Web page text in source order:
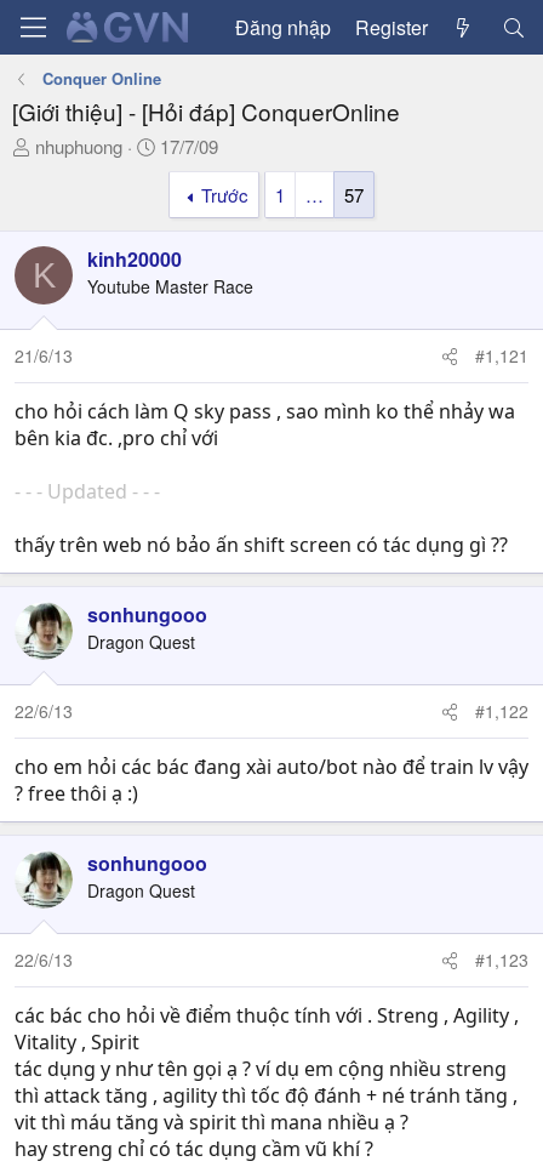
Đăng nhập Register
Conquer Online
[Giới thiệu] - [Hỏi đáp] ConquerOnline
T
a
d
s
t
a
e
r
nhuphuong
N
g
ử
i
17/7/09
Trước
1 … 57
K kinh20000
Youtube Master Race
21/6/13 #1,121
cho hỏi cách làm Q sky pass , sao mình ko thể nhảy wa
bên kia đc. ,pro chỉ với
- - - Updated - - -
thấy trên web nó bảo ấn shift screen có tác dụng gì ??
sonhungooo
Dragon Quest
22/6/13 #1,122
cho em hỏi các bác đang xài auto/bot nào để train lv vậy
? free thôi ạ :)
sonhungooo
Dragon Quest
22/6/13 #1,123
các bác cho hỏi về điểm thuộc tính với . Streng , Agility ,
Vitality , Spirit
tác dụng y như tên gọi ạ ? ví dụ em cộng nhiều streng
thì attack tăng , agility thì tốc độ đánh + né tránh tăng ,
vit thì máu tăng và spirit thì mana nhiều ạ ?
hay streng chỉ có tác dụng cầm vũ khí ?